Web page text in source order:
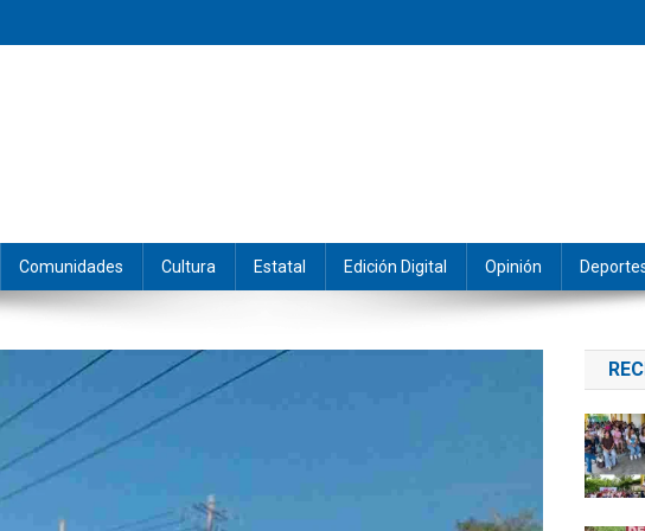
Comunidades Cultura Estatal Edición Digital Opinión